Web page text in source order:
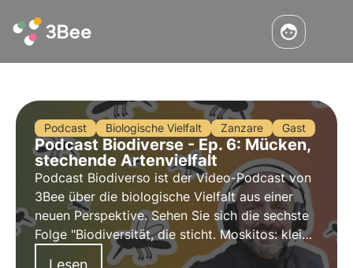
Podcast Biologische Vielfalt Zanzare Gast
Podcast Biodiverse - Ep. 6: Mücken,
stechende Artenvielfalt
Podcast Biodiverso ist der Video-Podcast von
3Bee über die biologische Vielfalt aus einer
neuen Perspektive. Sehen Sie sich die sechste
Folge "Biodiversität, die sticht. Moskitos: kleine
Insekten, große Probleme", in der Gastgeber
Lesen